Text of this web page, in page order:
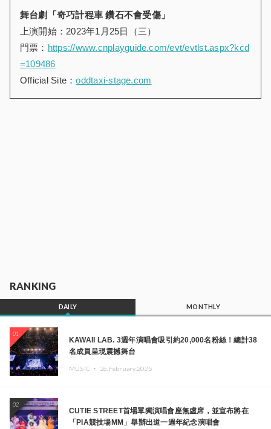
舞台劇「奇巧計程車 鑽石不會受傷」
上演開始：2023年1月25日（三）
門票： https://www.cnplayguide.com/evt/evtlst.aspx?kcd
=109486
Official Site：oddtaxi-stage.com
RANKING
DAILY MONTHLY
01
KAWAII LAB. 3週年演唱會吸引約20,000名粉絲！總計38
名成員呈現震撼舞台
MUSIC ・ 26.February.2025
02
CUTIE STREET首場單獨演唱會座無虛席，並宣布將在
「PIA競技場MM」舉辦出道一週年紀念演唱會